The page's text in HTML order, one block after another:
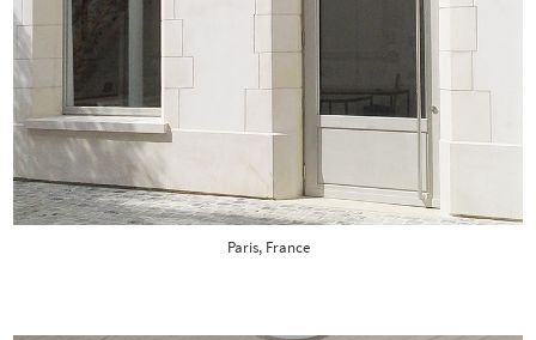
Paris, France